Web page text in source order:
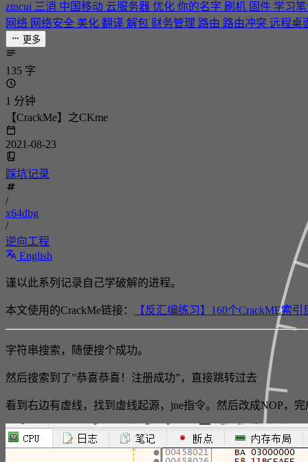
ztncui 三消 中国移动 云服务器 优化 你的名字 刷机 固件 学习
网络 网络安全 美化 翻译 解包 财务管理 路由 路由冲突 远程桌
更多
135 字
1 分钟
【CrackMe】之CKme
2021-08-23
踩坑记录
/
x64dbg
/
逆向工程
English
谨以此系列记录自己学破解的进程。
本文使用的CrackMe链接： 【反汇编练习】160个CrackME索
字符串搜索，随便搜个成功。
然后搜索到了”恭喜恭喜！注册成功”，直接跳转过去
看到右边有虚线，找到虚线起源，jne指令。然后改成NOP，完